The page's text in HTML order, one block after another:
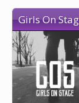
Girls On